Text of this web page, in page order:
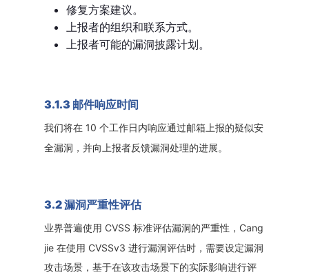
修复方案建议。
上报者的组织和联系方式。
上报者可能的漏洞披露计划。
3.1.3 邮件响应时间
我们将在 10 个工作日内响应通过邮箱上报的疑似安
全漏洞，并向上报者反馈漏洞处理的进展。
3.2 漏洞严重性评估
业界普遍使用 CVSS 标准评估漏洞的严重性，Cang
jie 在使用 CVSSv3 进行漏洞评估时，需要设定漏洞
攻击场景，基于在该攻击场景下的实际影响进行评